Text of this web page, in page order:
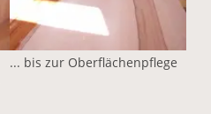
... bis zur Oberflächenpflege